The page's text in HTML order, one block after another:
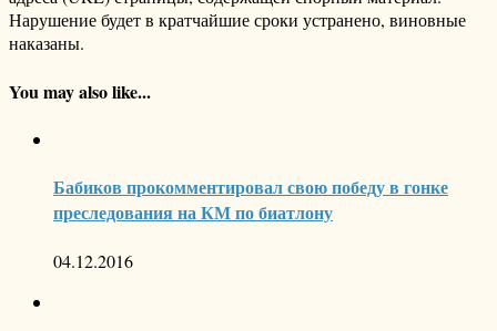
Нарушение будет в кратчайшие сроки устранено, виновные
наказаны.
You may also like...
Бабиков прокомментировал свою победу в гонке
преследования на КМ по биатлону
04.12.2016